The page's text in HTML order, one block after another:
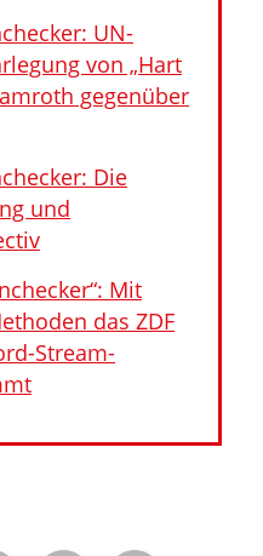
UN-
von „Hart
gegenüber
Die
und
Mit
das ZDF
Stream-